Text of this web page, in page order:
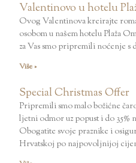
Valentinovo u hotelu
Ovog Valentinova kreirajte
osobom u našem hotelu Plaža
za Vas smo pripremili noćenje s
Više »
Special Christmas Offer
Pripremili smo malo božićne
ljetni odmor uz popust i do 35%
Obogatite svoje praznike i
Hrvatskoj po najpovoljnijoj